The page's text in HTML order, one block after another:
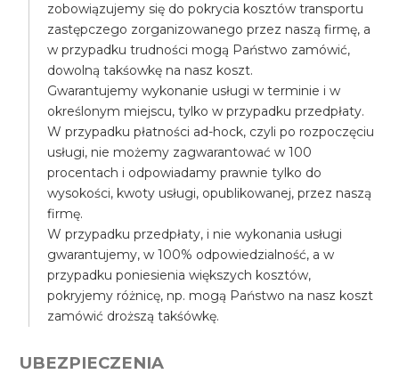
zobowiązujemy się do pokrycia kosztów transportu
zastępczego zorganizowanego przez naszą firmę, a
w przypadku trudności mogą Państwo zamówić,
dowolną takśowkę na nasz koszt.
Gwarantujemy wykonanie usługi w terminie i w
określonym miejscu, tylko w przypadku przedpłaty.
W przypadku płatności ad-hock, czyli po rozpoczęciu
usługi, nie możemy zagwarantować w 100
procentach i odpowiadamy prawnie tylko do
wysokości, kwoty usługi, opublikowanej, przez naszą
firmę.
W przypadku przedpłaty, i nie wykonania usługi
gwarantujemy, w 100% odpowiedzialność, a w
przypadku poniesienia większych kosztów,
pokryjemy różnicę, np. mogą Państwo na nasz koszt
zamówić droższą takśówkę.
UBEZPIECZENIA